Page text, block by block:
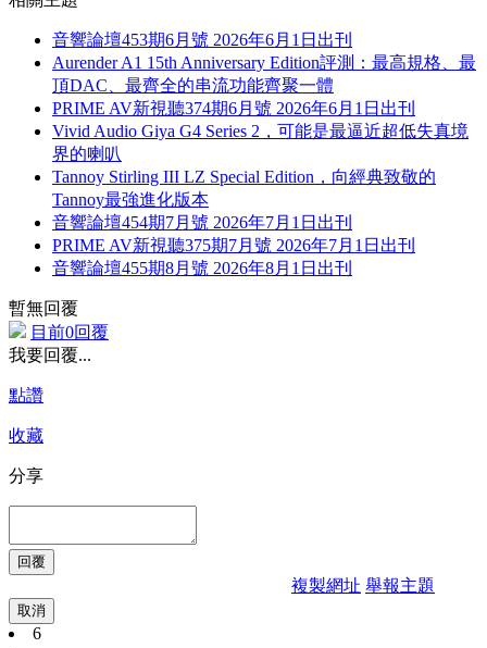
音響論壇453期6月號 2026年6月1日出刊
Aurender A1 15th Anniversary Edition評測：最高規格、最
頂DAC、最齊全的串流功能齊聚一體
PRIME AV新視聽374期6月號 2026年6月1日出刊
Vivid Audio Giya G4 Series 2，可能是最逼近超低失真境
界的喇叭
Tannoy Stirling III LZ Special Edition，向經典致敬的
Tannoy最強進化版本
音響論壇454期7月號 2026年7月1日出刊
PRIME AV新視聽375期7月號 2026年7月1日出刊
音響論壇455期8月號 2026年8月1日出刊
暫無回覆
目前0回覆
我要回覆...
點讚
收藏
分享
複製網址 舉報主題
取消
6